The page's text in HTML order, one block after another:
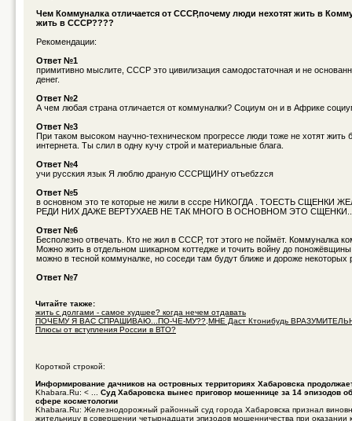
Чем Коммуналка отличается от СССР,почему люди нехотят жить в
жить в СССР????
Рекомендации:
Ответ №1
примитивно мыслите, СССР это цивилизация самодостаточная и не
денег.
Ответ №2
А чем любая страна отличается от коммуналки? Социум он и в Африке
Ответ №3
При таком высоком научно-техническом прогрессе люди тоже не хотят жить
интернета. Ты слил в одну кучу строй и материальные блага.
Ответ №4
учи русския язык Я люблю драную СССРЩИНУ отъебzzся
Ответ №5
в основном это те которые не жили в сссре НИКОГДА . ТОЕСТЬ СЩЕНКИ
РЕДИ НИХ ДАЖЕ ВЕРТУХАЕВ НЕ ТАК МНОГО В ОСНОВНОМ ЭТО СЩЕНКИ..
Ответ №6
Бесполезно отвечать. Кто не жил в СССР, тот этого не поймёт. Коммуналка
Можно жить в отдельном шикарном коттедже и точить войну до
можно в тесной коммуналке, но соседи там будут ближе и дороже некоторых
Ответ №7
Читайте также:
жить с долгами - самое худшее? когда нечем отдавать
ПОЧЕМУ Я ВАС СПРАШИВАЮ...ПО-ЧЕ-МУ??,МНЕ Даст Ктонибудь
Плюсы от вступления России в ВТО?
Короткой строкой:
Информирование дачников на островных территориях Хабаровска
Khabara.Ru: < ... Суд Хабаровска вынес приговор мошеннице за 14 эпизодов
сфере косметологии
Khabara.Ru: Железнодорожный районный суд города Хабаровска признал
жительницу в совершении четырнадцати эпизодов мошенничества при оказании